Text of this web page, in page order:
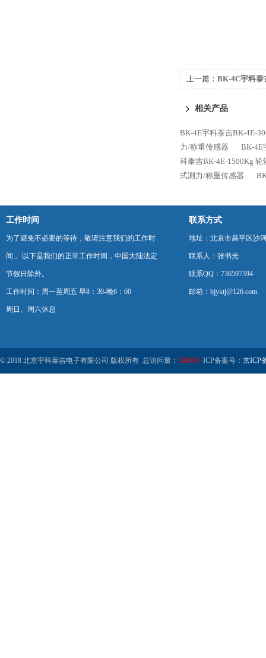
上一篇： BK-4C宇科泰
相关产品
BK-4E宇科泰吉BK-4E-
力/称重传感器
BK-4E
科泰吉BK-4E-1500Kg
式测力/称重传感器
工作时间
为了避免不必要的等待，敬请注意我们的工作时
间 。以下是我们的正常工作时间，中国大陆法定
节假日除外。
工作时间：周一至周五 早8：30-晚6：00
周日、周六休息
联系方式
地址：北京市昌平区沙
联系人：张书光
联系QQ：736597394
邮箱：bjyktj@126.com
© 2018 北京宇科泰吉电子有限公司 版权所有 总访问量： 584680 ICP备案号： 京ICP